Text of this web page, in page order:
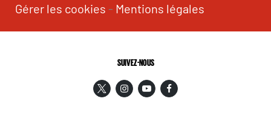
Gérer les cookies - Mentions légales
SUIVEZ-NOUS